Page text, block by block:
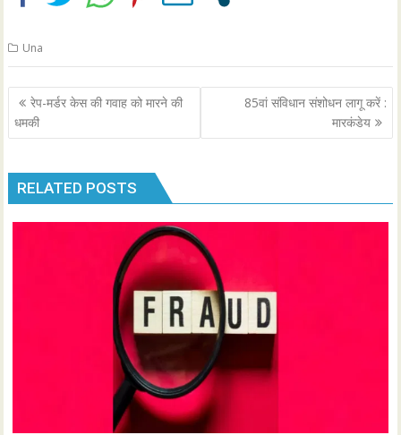
Una
Post
navigation
रेप-मर्डर केस की गवाह को मारने की
धमकी
85वां संविधान संशोधन लागू करें :
मारकंडेय
RELATED POSTS